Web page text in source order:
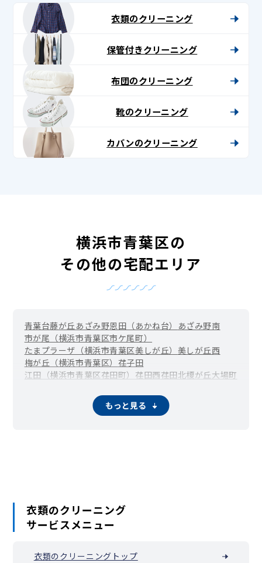
衣類のクリーニング
保管付きクリーニング
布団のクリーニング
靴のクリーニング
カバンのクリーニング
横浜市青葉区の
その他の宅配エリア
青葉台藤が丘あざみ野恩田（あかね台）
あざみ野南
市が尾（横浜市青葉区市ケ尾町）
たまプラーザ（横浜市青葉区美しが丘） 美しが丘西
梅が丘（横浜市青葉区） 荏子田
江田（横浜市青葉区荏田町） 荏田西荏田北榎が丘大場町
下谷本町 しらとり台
たちばな台田奈町千草台
もっと見る
衣類のクリーニング
サービスメニュー
衣類のクリーニングトップ